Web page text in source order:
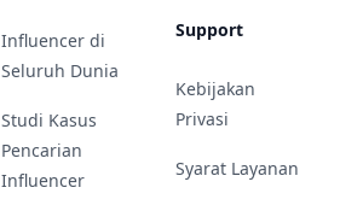
Influencer di
Seluruh Dunia
Studi Kasus
Pencarian
Influencer
Support
Kebijakan
Privasi
Syarat Layanan